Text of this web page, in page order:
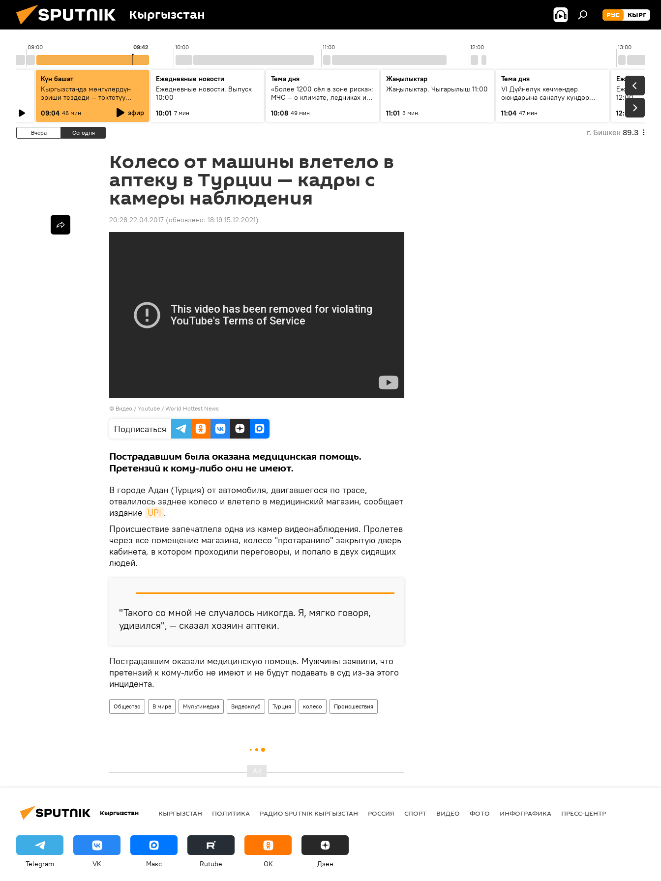
Кыргызстан РУС КЫРГ
09:00 10:00 11:00 12:00 13:00
09:42
Күн башат
Кыргызстанда мөңгүлөрдүн
эриши тездеди — токтотуу
09:04 46 мин эфир
Ежедневные новости
Ежедневные новости. Выпуск
10:00
10:01 7 мин
Тема дня
«Более 1200 сёл в зоне риска»:
МЧС — о климате, ледниках и
населения
10:08 49 мин
Жаңылыктар
Жаңылыктар. Чыгарылыш 11:00
11:01 3 мин
Тема дня
VI Дүйнөлүк көчмөндөр
оюндарына саналуу күндөр
этапка жетти?
11:04 47 мин
Ежедневные
Ежедневные
12:00
12:01
3 мин
Вчера Сегодня г. Бишкек 89.3
Колесо от машины влетело в
аптеку в Турции — кадры с
камеры наблюдения
20:28 22.04.2017 (обновлено: 18:19 15.12.2021)
© Видео / Youtube / World Hottest News
Подписаться
Пострадавшим была оказана медицинская помощь.
Претензий к кому-либо они не имеют.
В городе Адан (Турция) от автомобиля, двигавшегося по трасе,
отвалилось заднее колесо и влетело в медицинский магазин, сообщает
издание UPI .
Происшествие запечатлела одна из камер видеонаблюдения. Пролетев
через все помещение магазина, колесо "протаранило" закрытую дверь
кабинета, в котором проходили переговоры, и попало в двух сидящих
людей.
"Такого со мной не случалось никогда. Я, мягко говоря,
удивился", — сказал хозяин аптеки.
Пострадавшим оказали медицинскую помощь. Мужчины заявили, что
претензий к кому-либо не имеют и не будут подавать в суд из-за этого
инцидента.
Общество В мире Мультимедиа Видеоклуб Турция колесо Происшествия
Кыргызстан КЫРГЫЗСТАН ПОЛИТИКА РАДИО SPUTNIK КЫРГЫЗСТАН РОССИЯ СПОРТ ВИДЕО ФОТО ИНФОГРАФИКА ПРЕСС-ЦЕНТР
Telegram VK Макс Rutube OK Дзен